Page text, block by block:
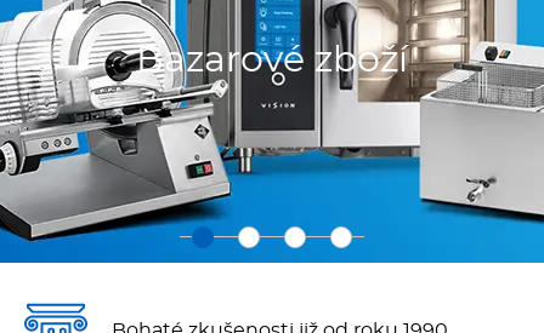
stažení
Fritézy
Pánve
PIZZA technologie
Bazarové zboží